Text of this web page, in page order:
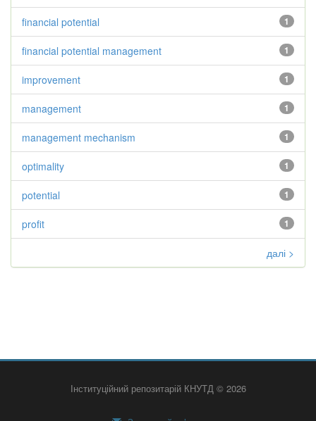
1
financial potential
1
financial potential management
1
improvement
1
management
1
management mechanism
1
optimality
1
potential
1
profit
далі >
Інституційний репозитарій КНУТД © 2026